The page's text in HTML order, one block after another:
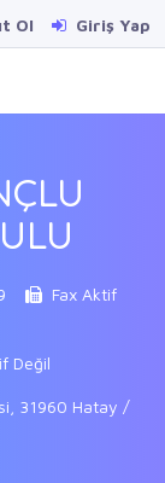
Ol Giriş Yap
Fax Aktif
Değil
31960 Hatay /